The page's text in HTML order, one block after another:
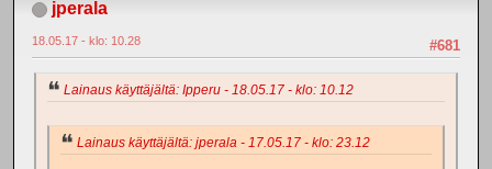
jperala
#681
18.05.17 - klo: 10.28
Lainaus käyttäjältä: Ipperu - 18.05.17 - klo: 10.12
Lainaus käyttäjältä: jperala - 17.05.17 - klo: 23.12